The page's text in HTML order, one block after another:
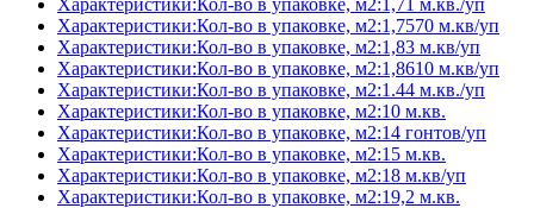
Характеристики:Кол-во в упаковке, м2:1,71 м.кв./уп
Характеристики:Кол-во в упаковке, м2:1,7570 м.кв/уп
Характеристики:Кол-во в упаковке, м2:1,83 м.кв/уп
Характеристики:Кол-во в упаковке, м2:1,8610 м.кв/уп
Характеристики:Кол-во в упаковке, м2:1.44 м.кв./уп
Характеристики:Кол-во в упаковке, м2:10 м.кв.
Характеристики:Кол-во в упаковке, м2:14 гонтов/уп
Характеристики:Кол-во в упаковке, м2:15 м.кв.
Характеристики:Кол-во в упаковке, м2:18 м.кв/уп
Характеристики:Кол-во в упаковке, м2:19,2 м.кв.